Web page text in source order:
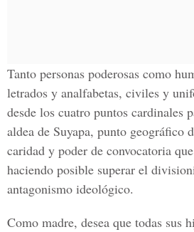
Tanto personas poderosas como
letrados y analfabetas, civiles y
desde los cuatro puntos cardinales
aldea de Suyapa, punto geográfico
caridad y poder de convocatoria
haciendo posible superar el
antagonismo ideológico.
Como madre, desea que todas sus